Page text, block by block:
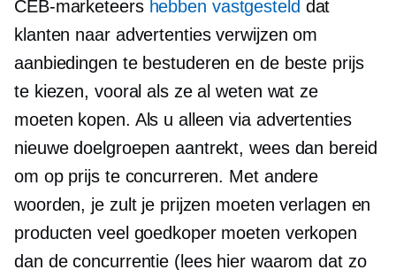
CEB-marketeers hebben vastgesteld dat
klanten naar advertenties verwijzen om
aanbiedingen te bestuderen en de beste prijs
te kiezen, vooral als ze al weten wat ze
moeten kopen. Als u alleen via advertenties
nieuwe doelgroepen aantrekt, wees dan bereid
om op prijs te concurreren. Met andere
woorden, je zult je prijzen moeten verlagen en
producten veel goedkoper moeten verkopen
dan de concurrentie (lees hier waarom dat zo